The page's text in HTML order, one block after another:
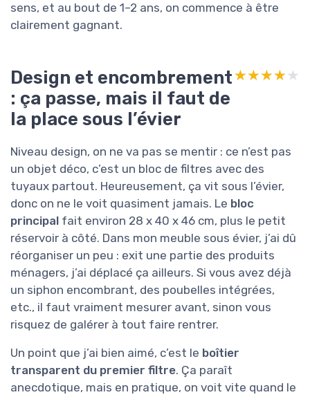
sens, et au bout de 1–2 ans, on commence à être
clairement gagnant.
Design et encombrement
: ça passe, mais il faut de
la place sous l’évier
★★★★★
★★★★★
Niveau design, on ne va pas se mentir : ce n’est pas
un objet déco, c’est un bloc de filtres avec des
tuyaux partout. Heureusement, ça vit sous l’évier,
donc on ne le voit quasiment jamais. Le bloc
principal fait environ 28 x 40 x 46 cm, plus le petit
réservoir à côté. Dans mon meuble sous évier, j’ai dû
réorganiser un peu : exit une partie des produits
ménagers, j’ai déplacé ça ailleurs. Si vous avez déjà
un siphon encombrant, des poubelles intégrées,
etc., il faut vraiment mesurer avant, sinon vous
risquez de galérer à tout faire rentrer.
Un point que j’ai bien aimé, c’est le boîtier
transparent du premier filtre. Ça paraît
anecdotique, mais en pratique, on voit vite quand le